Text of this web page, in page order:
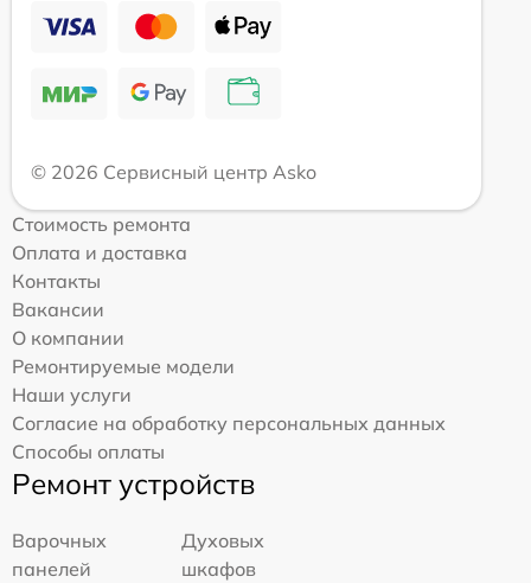
© 2026 Сервисный центр Asko
Стоимость ремонта
Оплата и доставка
Контакты
Вакансии
О компании
Ремонтируемые модели
Наши услуги
Согласие на обработку персональных данных
Способы оплаты
Ремонт устройств
Варочных
панелей
Духовых
шкафов